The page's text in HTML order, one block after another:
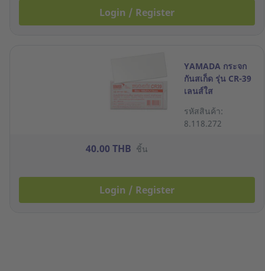
Login / Register
YAMADA กระจก
กันสเก็ด รุ่น CR-39
เลนส์ใส
รหัสสินค้า:
8.118.272
40.00 THB ชิ้น
Login / Register